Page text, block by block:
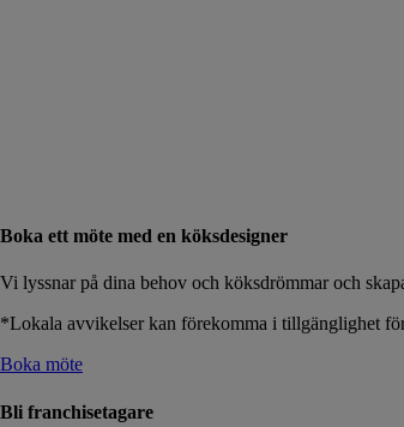
Boka ett möte med en köksdesigner
Vi lyssnar på dina behov och köksdrömmar och
*Lokala avvikelser kan förekomma i tillgänglighet
Boka möte
Bli franchisetagare